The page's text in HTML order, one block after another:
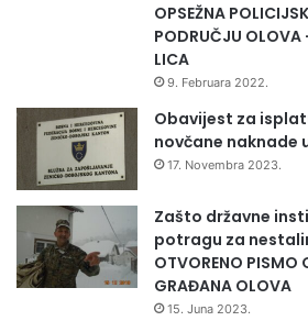
OPSEŽNA
PODRUČJU OLOVA
LICA
9. Februara 2022.
Obavijest za
novčane naknade
17. Novembra 2023.
Zašto državne
potragu za
OTVORENO PISMO
GRAĐANA OLOVA
15. Juna 2023.